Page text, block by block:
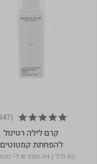
4.8 star rating
(847)
קרם לילה רטינול
להפחתת קמטוטים
50 מ"ל ₪ 288.34 ל- 100 מ"ל